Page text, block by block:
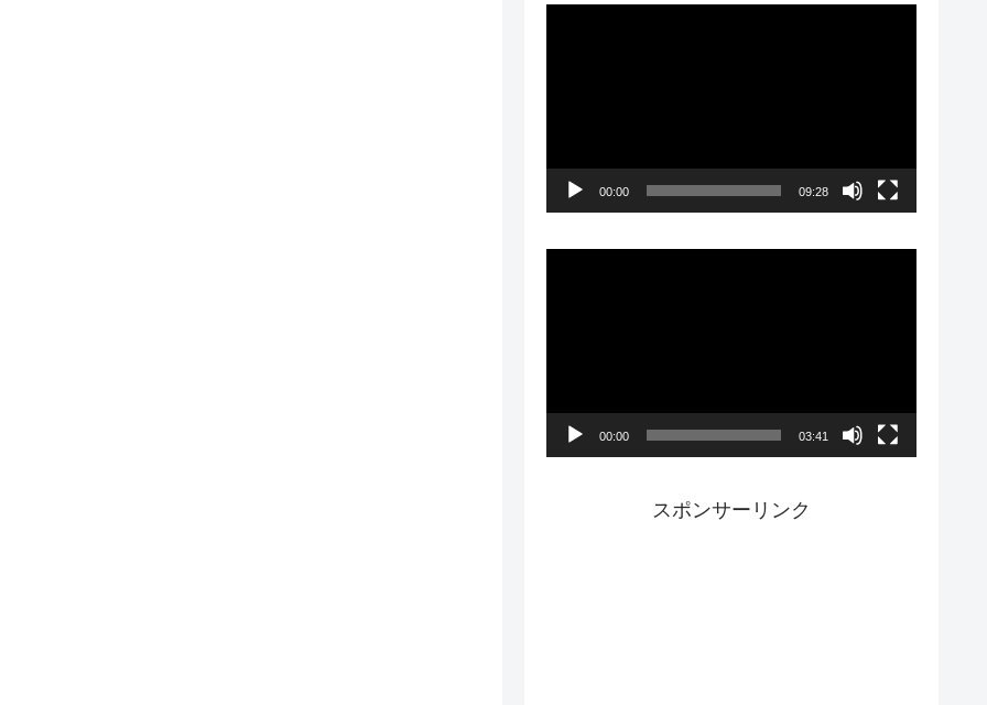
00:00 09:28
00:00 03:41
スポンサーリンク